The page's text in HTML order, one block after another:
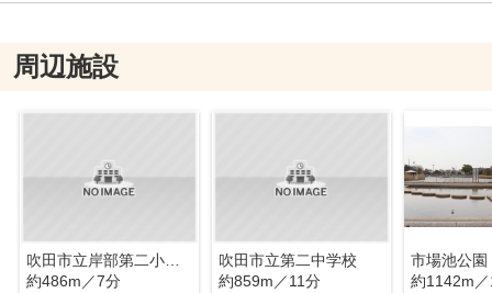
周辺施設
吹田市立岸部第二小学校
約486m／7分
吹田市立第二中学校
約859m／11分
市場池公園
約1142m